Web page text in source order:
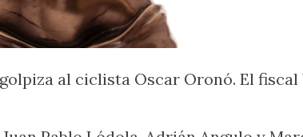
al ciclista Oscar Oronó. El